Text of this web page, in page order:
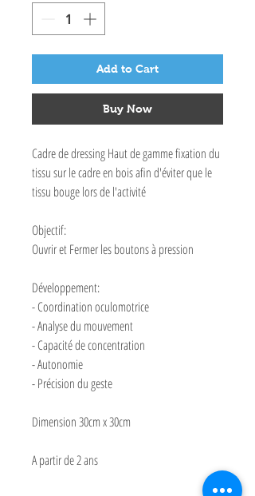
Add to Cart
Buy Now
Cadre de dressing Haut de gamme fixation du
tissu sur le cadre en bois afin d'éviter que le
tissu bouge lors de l'activité
Objectif:
Ouvrir et Fermer les boutons à pression
Développement:
- Coordination oculomotrice
- Analyse du mouvement
- Capacité de concentration
- Autonomie
- Précision du geste
Dimension 30cm x 30cm
A partir de 2 ans